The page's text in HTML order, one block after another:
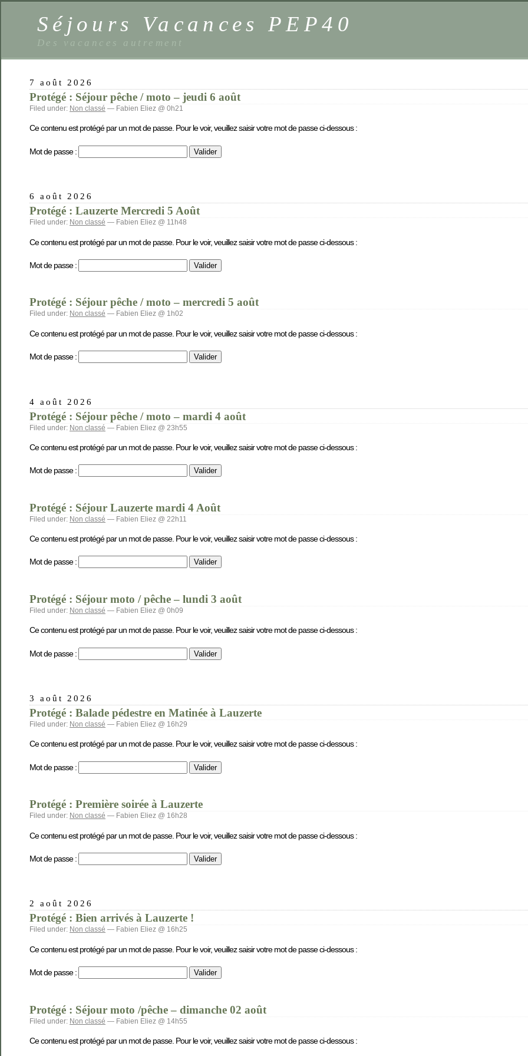
Séjours Vacances PEP40
Des vacances autrement
7 août 2026
Protégé : Séjour pêche / moto – jeudi 6 août
Filed under: Non classé — Fabien Eliez @ 0h21
Ce contenu est protégé par un mot de passe. Pour le voir, veuillez saisir votre mot de passe ci-dessous :
Mot de passe :
6 août 2026
Protégé : Lauzerte Mercredi 5 Août
Filed under: Non classé — Fabien Eliez @ 11h48
Ce contenu est protégé par un mot de passe. Pour le voir, veuillez saisir votre mot de passe ci-dessous :
Mot de passe :
Protégé : Séjour pêche / moto – mercredi 5 août
Filed under: Non classé — Fabien Eliez @ 1h02
Ce contenu est protégé par un mot de passe. Pour le voir, veuillez saisir votre mot de passe ci-dessous :
Mot de passe :
4 août 2026
Protégé : Séjour pêche / moto – mardi 4 août
Filed under: Non classé — Fabien Eliez @ 23h55
Ce contenu est protégé par un mot de passe. Pour le voir, veuillez saisir votre mot de passe ci-dessous :
Mot de passe :
Protégé : Séjour Lauzerte mardi 4 Août
Filed under: Non classé — Fabien Eliez @ 22h11
Ce contenu est protégé par un mot de passe. Pour le voir, veuillez saisir votre mot de passe ci-dessous :
Mot de passe :
Protégé : Séjour moto / pêche – lundi 3 août
Filed under: Non classé — Fabien Eliez @ 0h09
Ce contenu est protégé par un mot de passe. Pour le voir, veuillez saisir votre mot de passe ci-dessous :
Mot de passe :
3 août 2026
Protégé : Balade pédestre en Matinée à Lauzerte
Filed under: Non classé — Fabien Eliez @ 16h29
Ce contenu est protégé par un mot de passe. Pour le voir, veuillez saisir votre mot de passe ci-dessous :
Mot de passe :
Protégé : Première soirée à Lauzerte
Filed under: Non classé — Fabien Eliez @ 16h28
Ce contenu est protégé par un mot de passe. Pour le voir, veuillez saisir votre mot de passe ci-dessous :
Mot de passe :
2 août 2026
Protégé : Bien arrivés à Lauzerte !
Filed under: Non classé — Fabien Eliez @ 16h25
Ce contenu est protégé par un mot de passe. Pour le voir, veuillez saisir votre mot de passe ci-dessous :
Mot de passe :
Protégé : Séjour moto /pêche – dimanche 02 août
Filed under: Non classé — Fabien Eliez @ 14h55
Ce contenu est protégé par un mot de passe. Pour le voir, veuillez saisir votre mot de passe ci-dessous :